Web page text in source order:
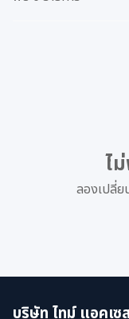
ไ
ลองเปลี่
บริษัท ไทม์ แอคเซ